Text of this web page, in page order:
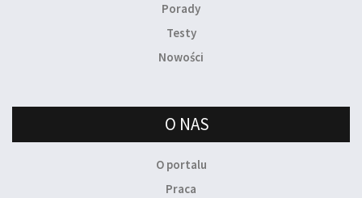
Porady
Testy
Nowości
O NAS
O portalu
Praca